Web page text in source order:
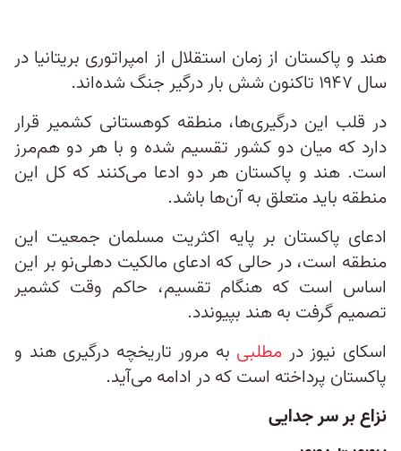
هند و پاکستان از زمان استقلال از امپراتوری بریتانیا در
سال ۱۹۴۷ تاکنون شش بار درگیر جنگ شده‌اند.
در قلب این درگیری‌ها، منطقه کوهستانی کشمیر قرار
دارد که میان دو کشور تقسیم شده و با هر دو هم‌مرز
است. هند و پاکستان هر دو ادعا می‌کنند که کل این
منطقه باید متعلق به آن‌ها باشد.
ادعای پاکستان بر پایه اکثریت مسلمان جمعیت این
منطقه است، در حالی‌ که ادعای مالکیت دهلی‌نو بر این
اساس است که هنگام تقسیم، حاکم وقت کشمیر
تصمیم گرفت به هند بپیوندد.
اسکای نیوز در مطلبی به مرور تاریخچه درگیری هند و
پاکستان پرداخته است که در ادامه می‌آید.
نزاع بر سر جدایی